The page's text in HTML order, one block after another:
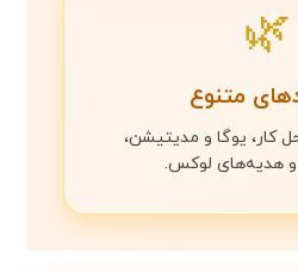
🌿
متنوع
کار، یوگا و مدیتیشن،
و هدیه‌های لوکس.